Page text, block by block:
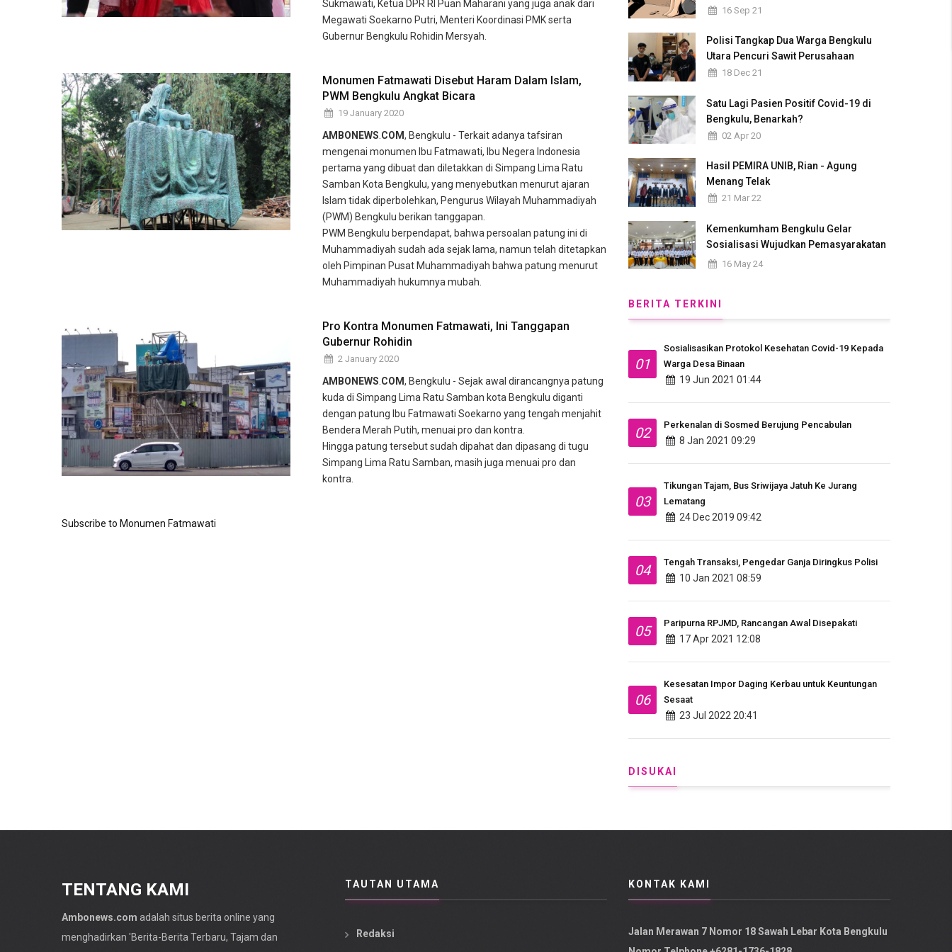
Sukmawati, Ketua DPR RI Puan Maharani yang juga anak dari
Megawati Soekarno Putri, Menteri Koordinasi PMK serta
Gubernur Bengkulu Rohidin Mersyah.
Monumen Fatmawati Disebut Haram Dalam Islam,
PWM Bengkulu Angkat Bicara
19 January 2020
AMBONEWS COM, Bengkulu - Terkait adanya tafsiran
mengenai monumen Ibu Fatmawati, Ibu Negera Indonesia
pertama yang dibuat dan diletakkan di Simpang Lima Ratu
Samban Kota Bengkulu, yang menyebutkan menurut ajaran
Islam tidak diperbolehkan, Pengurus Wilayah Muhammadiyah
(PWM) Bengkulu berikan tanggapan.
PWM Bengkulu berpendapat, bahwa persoalan patung ini di
Muhammadiyah sudah ada sejak lama, namun telah ditetapkan
oleh Pimpinan Pusat Muhammadiyah bahwa patung menurut
Muhammadiyah hukumnya mubah.
Pro Kontra Monumen Fatmawati, Ini Tanggapan
Gubernur Rohidin
2 January 2020
AMBONEWS COM, Bengkulu - Sejak awal dirancangnya patung
kuda di Simpang Lima Ratu Samban kota Bengkulu diganti
dengan patung Ibu Fatmawati Soekarno yang tengah menjahit
Bendera Merah Putih, menuai pro dan kontra.
Hingga patung tersebut sudah dipahat dan dipasang di tugu
Simpang Lima Ratu Samban, masih juga menuai pro dan
kontra.
Subscribe to Monumen Fatmawati
16 Sep 21
Polisi Tangkap Dua Warga Bengkulu
Utara Pencuri Sawit Perusahaan
18 Dec 21
Satu Lagi Pasien Positif Covid-19 di
Bengkulu, Benarkah?
02 Apr 20
Hasil PEMIRA UNIB, Rian - Agung
Menang Telak
21 Mar 22
Kemenkumham Bengkulu Gelar
Sosialisasi Wujudkan Pemasyarakatan
Pasti Berdampak
16 May 24
BERITA TERKINI
01
Sosialisasikan Protokol Kesehatan Covid-19 Kepada
Warga Desa Binaan
19 Jun 2021 01:44
02 Perkenalan di Sosmed Berujung Pencabulan
8 Jan 2021 09:29
03
Tikungan Tajam, Bus Sriwijaya Jatuh Ke Jurang
Lematang
24 Dec 2019 09:42
04 Tengah Transaksi, Pengedar Ganja Diringkus Polisi
10 Jan 2021 08:59
05 Paripurna RPJMD, Rancangan Awal Disepakati
17 Apr 2021 12:08
06
Kesesatan Impor Daging Kerbau untuk Keuntungan
Sesaat
23 Jul 2022 20:41
DISUKAI
TENTANG KAMI
Ambonews.com adalah situs berita online yang
menghadirkan 'Berita-Berita Terbaru, Tajam dan
TAUTAN UTAMA
Redaksi
KONTAK KAMI
Jalan Merawan 7 Nomor 18 Sawah Lebar Kota Bengkulu